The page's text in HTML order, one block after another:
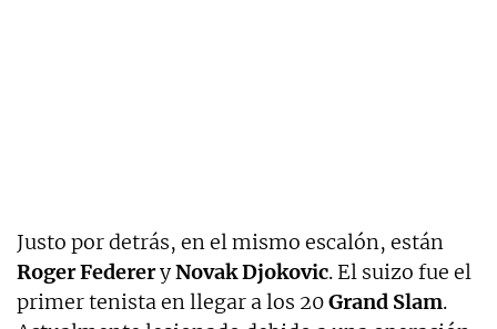
Justo por detrás, en el mismo escalón, están
Roger FedereryNovakDjokovic. El suizo fue el
primer tenista en llegar a los 20Grand Slam.